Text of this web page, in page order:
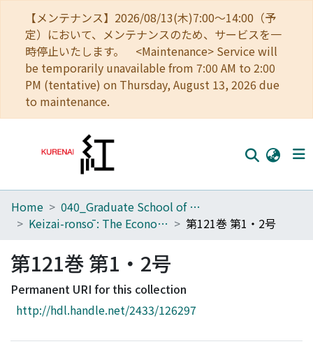
【メンテナンス】2026/08/13(木)7:00～14:00（予
定）において、メンテナンスのため、サービスを一
時停止いたします。 <Maintenance> Service will
be temporarily unavailable from 7:00 AM to 2:00
PM (tentative) on Thursday, August 13, 2026 due
to maintenance.
Home
Browse
Download Ranking
Access Statistics
Home
040_Graduate School of Economics
Keizai-ronsō : The Economic Review
第121巻 第1・2号
第121巻 第1・2号
Permanent URI for this collection
http://hdl.handle.net/2433/126297